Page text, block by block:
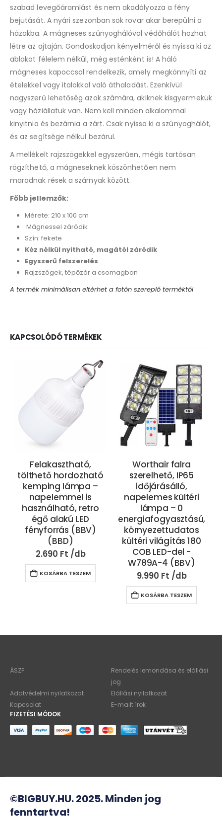
szabad levegőáramlást és nem akadályozza a fény
bejutását. A nyári szezonban sok rovar akar berepülni a
házakba. A mágneses szúnyoghálóval védőhálót hozhat
létre az ajtaján. Gondoskodjon kényelméről és nyissa ki az
ablakot félelem nélkül, még esténként is! A háló
mágneses kapoccsal rendelkezik, amely megkönnyíti az
ételekkel vagy italokkal való áthaladást. Ezenkívül
nagyszerű lehetőség azok számára, akiknek kisgyermekük
vagy háziállatuk van. Nem kell minden alkalommal
kinyitnia és bezárnia a zárt. Csak nyissa ki a szúnyoghálót,
és az segítsége nélkül bezárul.
A mellékelt rajzszögekkel egyszerűen, mégis tartósan
rögzíthető, a mágneseknek köszönhetően nem
maradnak rések a szárnyak között.
Főbb jellemzők:
Mérete: 210 x 100 cm
Mágnessel záródik
Szín: fekete
Kéz nélkül nyitható, magától záródik
Egyszerű felszerelés
Rajzszögek, tépőzár a csomagban
A termék minimálisan eltérhet a fotón szereplő terméktől
KAPCSOLÓDÓ TERMÉKEK
Felakasztható,
tölthető hordozható
kemping lámpa –
napelemmel is
használható, retro
égő alakú LED
fényforrás (BBV)
(BBD)
2.690 Ft
KOSÁRBA TESZEM
Worthair falra
szerelhető, IP65
időjárásálló,
napelemes kültéri
lámpa – 0
energiafogyasztású,
környezettudatos
kültéri világítás 180
COB LED-del -
W789A-4 (BBV)
9.990 Ft
KOSÁRBA TESZEM
ÁSZF
Rendelés lemondása és elállási
jog
Adatvédelmi nyilatkozat
Elállási nyilatkozat
Kapcsolat
E-mailt írok
FIZETÉSI MÓDOK
©BIGBUY.HU. 2025. Minden jog
fenntartva!